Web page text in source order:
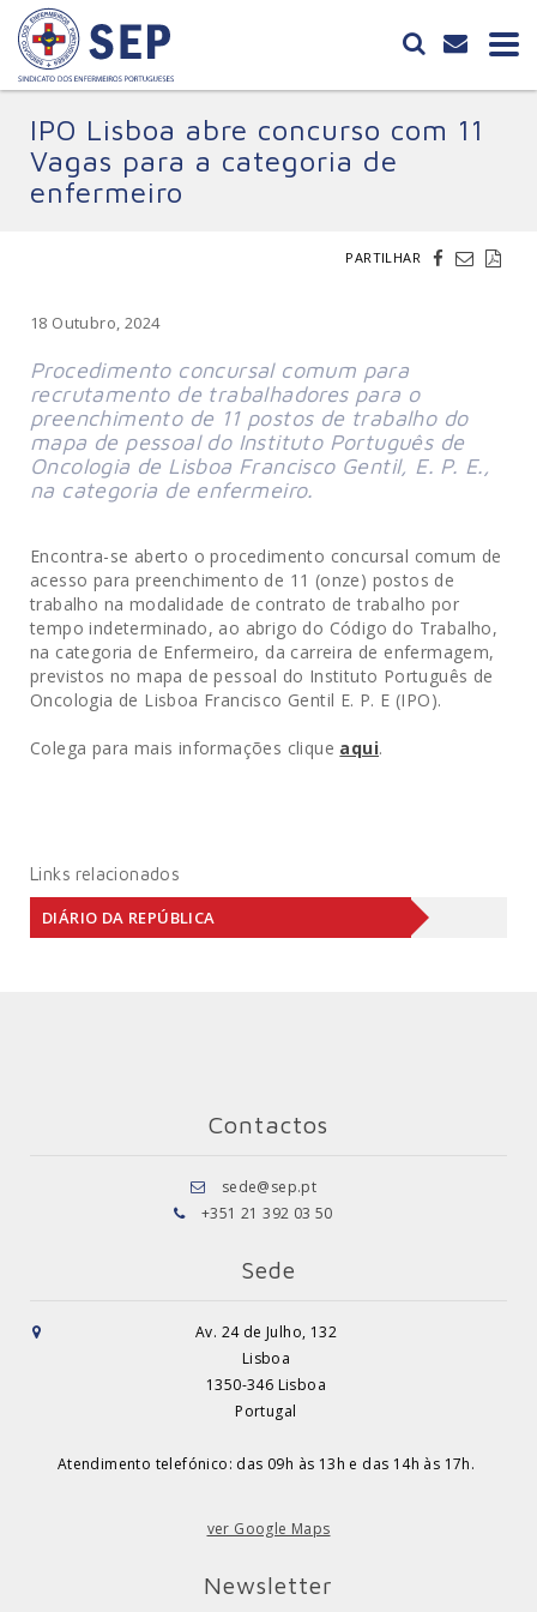
IPO Lisboa abre concurso com 11
Vagas para a categoria de
enfermeiro
PARTILHAR
18 Outubro, 2024
Procedimento concursal comum para
recrutamento de trabalhadores para o
preenchimento de 11 postos de trabalho do
mapa de pessoal do Instituto Português de
Oncologia de Lisboa Francisco Gentil, E. P. E.,
na categoria de enfermeiro.
Encontra-se aberto o procedimento concursal comum de
acesso para preenchimento de 11 (onze) postos de
trabalho na modalidade de contrato de trabalho por
tempo indeterminado, ao abrigo do Código do Trabalho,
na categoria de Enfermeiro, da carreira de enfermagem,
previstos no mapa de pessoal do Instituto Português de
Oncologia de Lisboa Francisco Gentil E. P. E (IPO).
Colega para mais informações clique aqui.
Links relacionados
DIÁRIO DA REPÚBLICA
Contactos
sede@sep.pt
+351 21 392 03 50
Sede
Av. 24 de Julho, 132
Lisboa
1350-346 Lisboa
Portugal
Atendimento telefónico: das 09h às 13h e das 14h às 17h.
ver Google Maps
Newsletter